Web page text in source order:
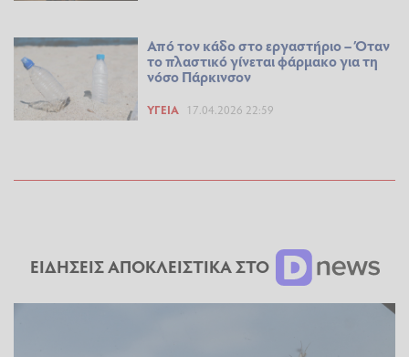
Από τον κάδο στο εργαστήριο – Όταν
το πλαστικό γίνεται φάρμακο για τη
νόσο Πάρκινσον
ΥΓΕΊΑ 17.04.2026 22:59
ΕΙΔΗΣΕΙΣ ΑΠΟΚΛΕΙΣΤΙΚΑ ΣΤΟ